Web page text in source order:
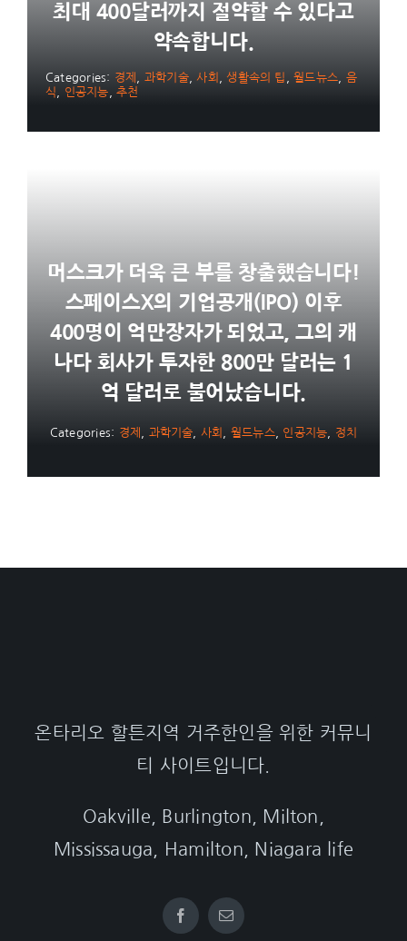
최대 400달러까지 절약할 수 있다고
약속합니다.
Categories: 경제 과학기술,사회 ,생활속의 팁 ,월드뉴스
음
식
인공지능 ,추천
머스크가 더욱 큰 부를 창출했습니다!
스페이스X의 기업공개(IPO) 이후
400명이 억만장자가 되었고, 그의 캐
나다 회사가 투자한 800만 달러는 1
억 달러로 불어났습니다.
Categories: 경제 과학기술 사회 월드뉴스, 인공지능 정치
온타리오 할튼지역 거주한인을 위한 커뮤니
티 사이트입니다.
Oakville, Burlington, Milton,
Mississauga, Hamilton, Niagara life